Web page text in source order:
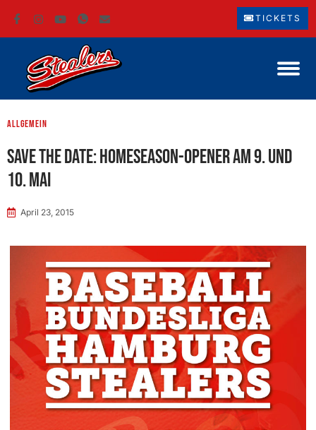
TICKETS
Allgemein
Save the date: Homeseason-Opener am 9. und
10. Mai
April 23, 2015